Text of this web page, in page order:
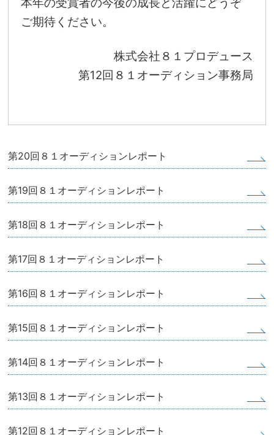
ご期待ください。
株式会社８１プロデュース
第12回８１オーディション事務局
第20回８１オーディションレポート
第19回８１オーディションレポート
第18回８１オーディションレポート
第17回８１オーディションレポート
第16回８１オーディションレポート
第15回８１オーディションレポート
第14回８１オーディションレポート
第13回８１オーディションレポート
第12回８１オーディションレポート